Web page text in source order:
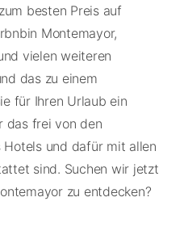
besten Preis auf
Montemayor,
vielen weiteren
das zu einem
für Ihren Urlaub ein
das frei von den
Hotels und dafür mit allen
sind. Suchen wir jetzt
zu entdecken?